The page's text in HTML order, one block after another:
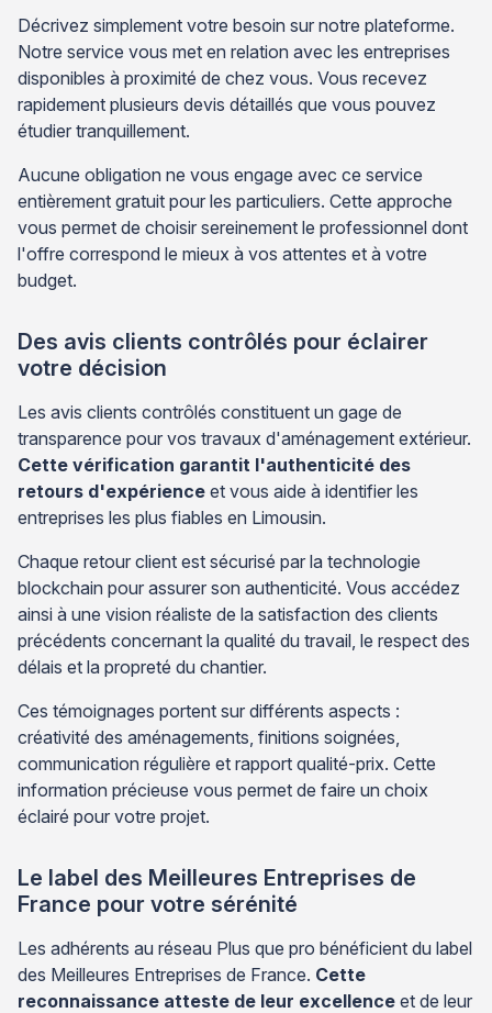
Décrivez simplement votre besoin sur notre plateforme.
Notre service vous met en relation avec les entreprises
disponibles à proximité de chez vous. Vous recevez
rapidement plusieurs devis détaillés que vous pouvez
étudier tranquillement.
Aucune obligation ne vous engage avec ce service
entièrement gratuit pour les particuliers. Cette approche
vous permet de choisir sereinement le professionnel dont
l'offre correspond le mieux à vos attentes et à votre
budget.
Des avis clients contrôlés pour éclairer
votre décision
Les avis clients contrôlés constituent un gage de
transparence pour vos travaux d'aménagement extérieur.
Cette vérification garantit l'authenticité des
retours d'expérience et vous aide à identifier les
entreprises les plus fiables en Limousin.
Chaque retour client est sécurisé par la technologie
blockchain pour assurer son authenticité. Vous accédez
ainsi à une vision réaliste de la satisfaction des clients
précédents concernant la qualité du travail, le respect des
délais et la propreté du chantier.
Ces témoignages portent sur différents aspects :
créativité des aménagements, finitions soignées,
communication régulière et rapport qualité-prix. Cette
information précieuse vous permet de faire un choix
éclairé pour votre projet.
Le label des Meilleures Entreprises de
France pour votre sérénité
Les adhérents au réseau Plus que pro bénéficient du label
des Meilleures Entreprises de France. Cette
reconnaissance atteste de leur excellence et de leur